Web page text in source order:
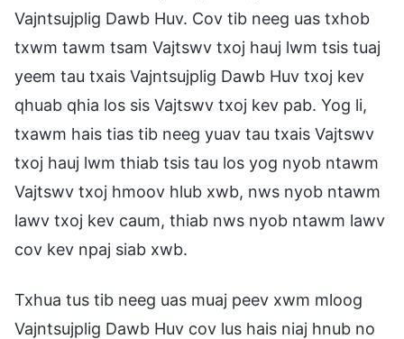
Vajntsujplig Dawb Huv. Cov tib neeg uas txhob
txwm tawm tsam Vajtswv txoj hauj lwm tsis tuaj
yeem tau txais Vajntsujplig Dawb Huv txoj kev
qhuab qhia los sis Vajtswv txoj kev pab. Yog li,
txawm hais tias tib neeg yuav tau txais Vajtswv
txoj hauj lwm thiab tsis tau los yog nyob ntawm
Vajtswv txoj hmoov hlub xwb, nws nyob ntawm
lawv txoj kev caum, thiab nws nyob ntawm lawv
cov kev npaj siab xwb.
Txhua tus tib neeg uas muaj peev xwm mloog
Vajntsujplig Dawb Huv cov lus hais niaj hnub no